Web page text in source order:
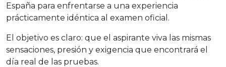
España para enfrentarse a una experiencia
prácticamente idéntica al examen oficial.
El objetivo es claro: que el aspirante viva las mismas
sensaciones, presión y exigencia que encontrará el
día real de las pruebas.